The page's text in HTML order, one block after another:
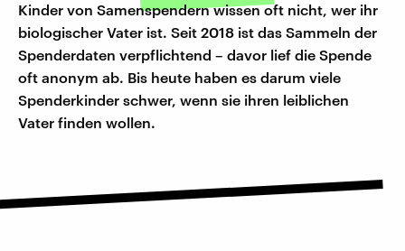
Kinder von Samenspendern wissen oft nicht, wer ihr
biologischer Vater ist. Seit 2018 ist das Sammeln der
Spenderdaten verpflichtend – davor lief die Spende
oft anonym ab. Bis heute haben es darum viele
Spenderkinder schwer, wenn sie ihren leiblichen
Vater finden wollen.